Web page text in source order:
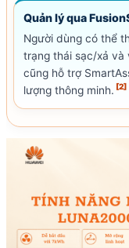
Quản lý qua Fusion
Người dùng có thể
trạng thái sạc/xả và
cũng hỗ trợ
lượng thông minh. [2]